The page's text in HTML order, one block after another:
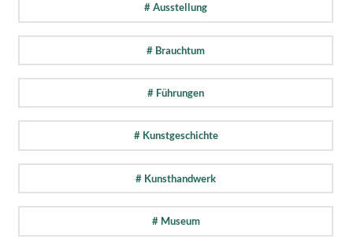
# Ausstellung
# Brauchtum
# Führungen
# Kunstgeschichte
# Kunsthandwerk
# Museum